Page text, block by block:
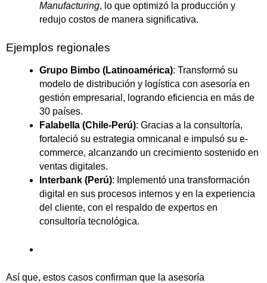
Manufacturing, lo que optimizó la producción y
redujo costos de manera significativa.
Ejemplos regionales
Grupo Bimbo (Latinoamérica): Transformó su
modelo de distribución y logística con asesoría en
gestión empresarial, logrando eficiencia en más de
30 países.
Falabella (Chile-Perú): Gracias a la consultoría,
fortaleció su estrategia omnicanal e impulsó su e-
commerce, alcanzando un crecimiento sostenido en
ventas digitales.
Interbank (Perú): Implementó una transformación
digital en sus procesos internos y en la experiencia
del cliente, con el respaldo de expertos en
consultoría tecnológica.
Así que, estos casos confirman que la asesoría